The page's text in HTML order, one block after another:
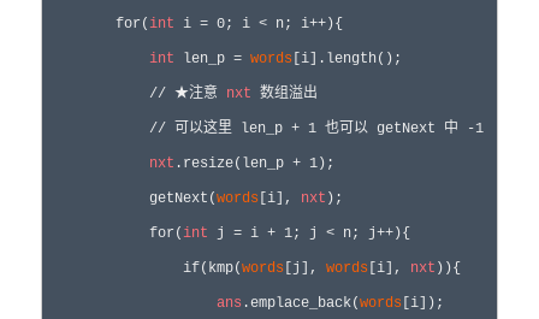
        for(
int i = 0; i < n; i++){
int len_p = words [i].length();
            // ★注意
nxt 数组溢出
            // 可以这里 len_p + 1 也可以 getNext 中 -1
nxt .resize(len_p + 1);
            getNext(
words [i], nxt );
            for(
int j = i + 1; j < n; j++){
                if(kmp(
words [j], words [i], nxt )){
ans .emplace_back(words [i]);